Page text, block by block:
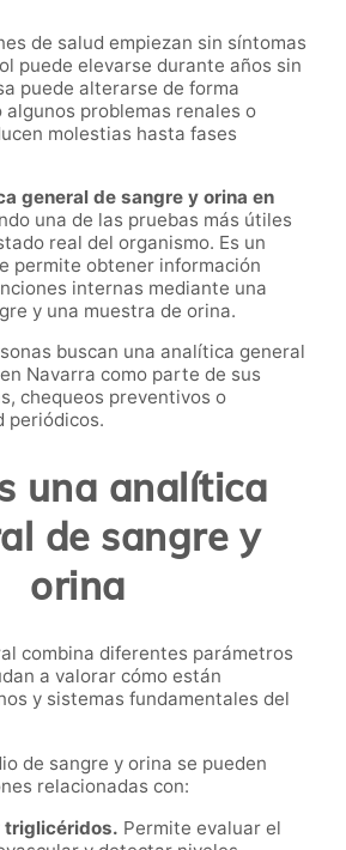
de salud empiezan sin síntomas
puede elevarse durante años sin
puede alterarse de forma
algunos problemas renales o
molestias hasta fases
general de sangre y orina en
una de las pruebas más útiles
real del organismo. Es un
permite obtener información
internas mediante una
y una muestra de orina.
buscan una analítica general
Navarra como parte de sus
chequeos preventivos o
periódicos.
una analítica
de sangre y
orina
combina diferentes parámetros
a valorar cómo están
y sistemas fundamentales del
de sangre y orina se pueden
relacionadas con:
triglicéridos. Permite evaluar el